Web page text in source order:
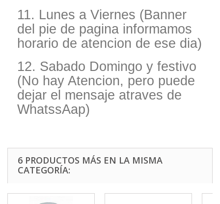
11. Lunes a Viernes (Banner
del pie de pagina informamos
horario de atencion de ese dia)
12. Sabado Domingo y festivo
(No hay Atencion, pero puede
dejar el mensaje atraves de
WhatssAap)
6 PRODUCTOS MÁS EN LA MISMA
CATEGORÍA: